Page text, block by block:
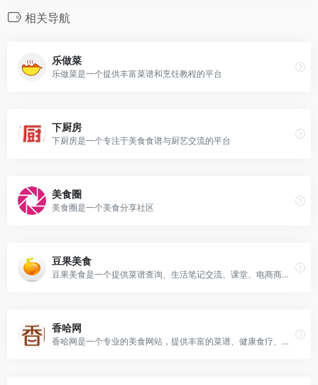
相关导航
乐做菜
乐做菜是一个提供丰富菜谱和烹饪教程的平台
下厨房
下厨房是一个专注于美食食谱与厨艺交流的平台
美食圈
美食圈是一个美食分享社区
豆果美食
豆果美食是一个提供菜谱查询、生活笔记交流、课堂、电商商城等服务的美食社区平台 。
香哈网
香哈网是一个专业的美食网站，提供丰富的菜谱、健康食疗、食物相克大全等信息